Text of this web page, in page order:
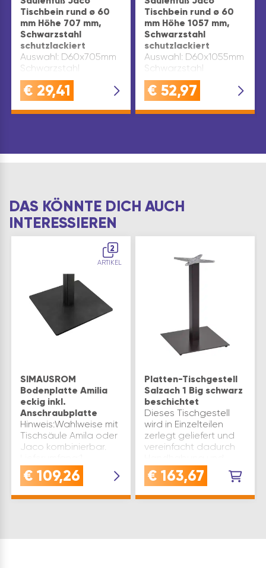
Tischbein rund ø 60
mm Höhe 707 mm,
Schwarzstahl
schutzlackiert
Auswahl: D60x705mm
Schwarzstahl
€ 29,41
Tischbein rund ø 60
mm Höhe 1057 mm,
Schwarzstahl
schutzlackiert
Auswahl: D60x1055mm
Schwarzstahl
€ 52,97
DAS KÖNNTE DICH AUCH
INTERESSIEREN
2
ARTIKEL
SIMAUSROM
Bodenplatte Amilia
eckig inkl.
Anschraubplatte
Hinweis:Wahlweise mit
Tischsäule Amila oder
Jaco kombinierbar.
Bodenplatte Amila inkl.
Filzgleiter1
€ 109,26
Platten-Tischgestell
Salzach 1 Big schwarz
beschichtet
Dieses Tischgestell
wird in Einzelteilen
zerlegt geliefert und
vereinfacht dadurch
Transport.Aufgrund
der perfekt
€ 163,67